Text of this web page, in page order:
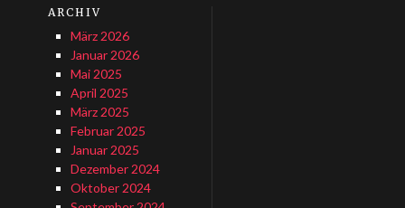
ARCHIV
März 2026
Januar 2026
Mai 2025
April 2025
März 2025
Februar 2025
Januar 2025
Dezember 2024
Oktober 2024